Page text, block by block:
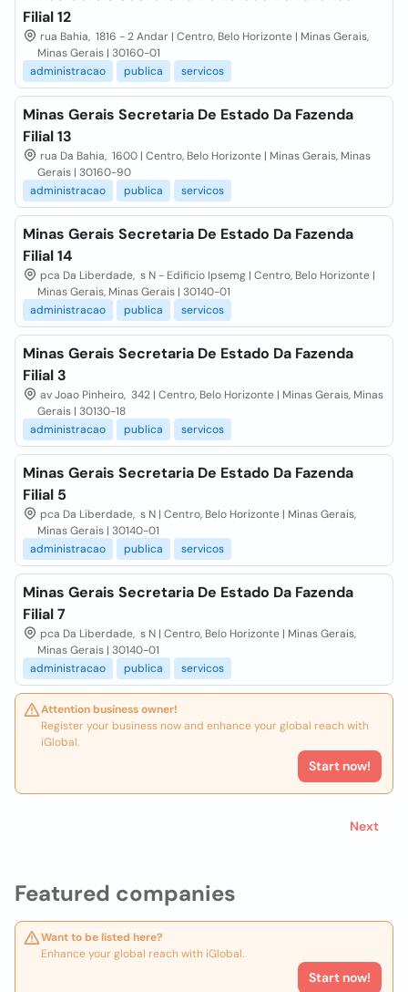
Featured companies
Want to be listed here?
Enhance your global reach with iGlobal.
Start now!
Filial 12
rua Bahia, 1816 - 2 Andar | Centro, Belo Horizonte | Minas Gerais,
Minas Gerais | 30160-01
administracao
publica servicos
Minas Gerais Secretaria De Estado Da Fazenda
Filial 13
rua Da Bahia, 1600 | Centro, Belo Horizonte | Minas Gerais, Minas
Gerais | 30160-90
administracao
publica servicos
Minas Gerais Secretaria De Estado Da Fazenda
Filial 14
pca Da Liberdade, s N - Edificio Ipsemg | Centro, Belo Horizonte |
Minas Gerais, Minas Gerais | 30140-01
administracao
publica servicos
Minas Gerais Secretaria De Estado Da Fazenda
Filial 3
av Joao Pinheiro, 342 | Centro, Belo Horizonte | Minas Gerais, Minas
Gerais | 30130-18
administracao
publica servicos
Minas Gerais Secretaria De Estado Da Fazenda
Filial 5
pca Da Liberdade, s N | Centro, Belo Horizonte | Minas Gerais,
Minas Gerais | 30140-01
administracao
publica servicos
Minas Gerais Secretaria De Estado Da Fazenda
Filial 7
pca Da Liberdade, s N | Centro, Belo Horizonte | Minas Gerais,
Minas Gerais | 30140-01
administracao
publica servicos
Attention business owner!
Register your business now and enhance your global reach with
iGlobal.
Start now!
Next